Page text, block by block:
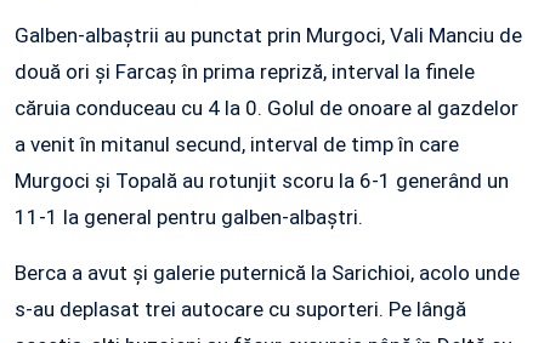
Galben-albaștrii au punctat prin Murgoci, Vali Manciu de
două ori și Farcaș în prima repriză, interval la finele
căruia conduceau cu 4 la 0. Golul de onoare al gazdelor
a venit în mitanul secund, interval de timp în care
Murgoci și Topală au rotunjit scoru la 6-1 generând un
11-1 la general pentru galben-albaștri.
Berca a avut și galerie puternică la Sarichioi, acolo unde
s-au deplasat trei autocare cu suporteri. Pe lângă